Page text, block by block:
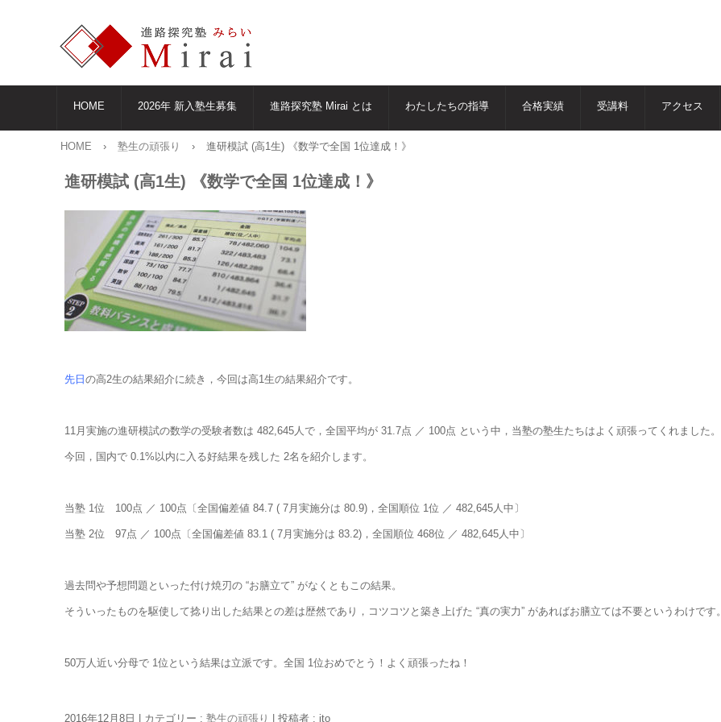
HOME 2026年 新入塾生募集 進路探究塾 Mirai とは わたしたちの指導 合格実績 受講料 アクセス
HOME › 塾生の頑張り › 進研模試 (高1生) 《数学で全国 1位達成！》
進研模試 (高1生) 《数学で全国 1位達成！》
先日 の高2生の結果紹介に続き，今回は高1生の結果紹介です。
11月実施の進研模試の数学の受験者数は 482,645人で，全国平均が 31.7点 ／ 100点 という中，当塾の塾生たちはよく頑張ってくれました。
今回，国内で 0.1%以内に入る好結果を残した 2名を紹介します。
当塾 1位 100点 ／ 100点〔全国偏差値 84.7 ( 7月実施分は 80.9)，全国順位 1位 ／ 482,645人中〕
当塾 2位 97点 ／ 100点〔全国偏差値 83.1 ( 7月実施分は 83.2)，全国順位 468位 ／ 482,645人中〕
過去問や予想問題といった付け焼刃の “お膳立て” がなくともこの結果。
そういったものを駆使して捻り出した結果との差は歴然であり，コツコツと築き上げた “真の実力” があればお膳立ては不要というわけです。
50万人近い分母で 1位という結果は立派です。全国 1位おめでとう！よく頑張ったね！
2016年12月8日 カテゴリー : 塾生の頑張り 投稿者 : ito